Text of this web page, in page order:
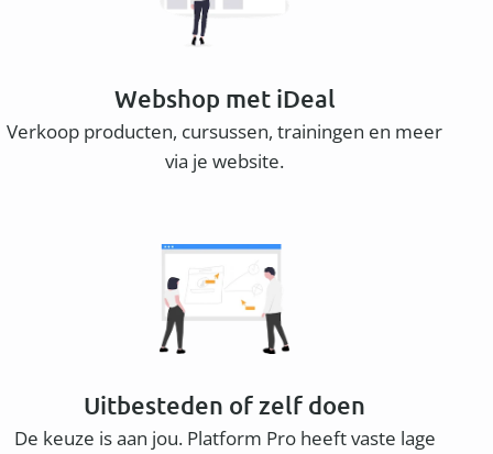
Webshop met iDeal
Verkoop producten, cursussen, trainingen en meer
via je website.
Uitbesteden of zelf doen
De keuze is aan jou. Platform Pro heeft vaste lage